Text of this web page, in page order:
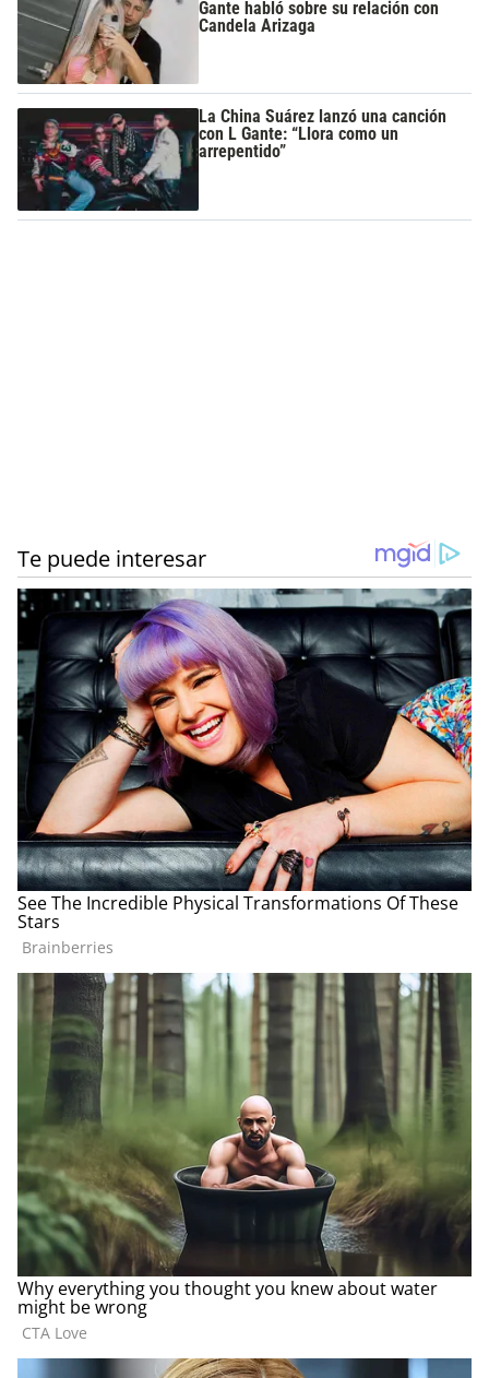
Gante habló sobre su relación con
Candela Arizaga
La China Suárez lanzó una canción
con L Gante: “Llora como un
arrepentido”